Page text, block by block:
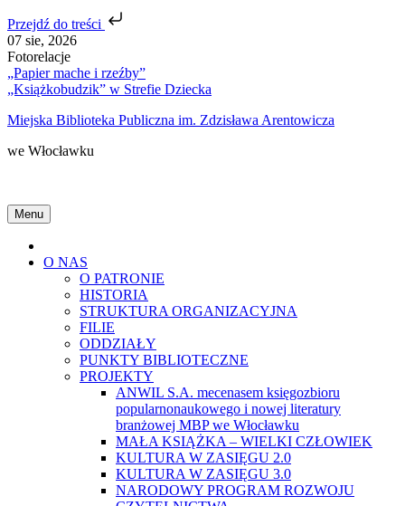
Przejdź do treści
Skip
to
content
07 sie, 2026
Fotorelacje
„Papier mache i rzeźby”
„Książkobudzik” w Strefie Dziecka
Miejska Biblioteka Publiczna im. Zdzisława Arentowicza
we Włocławku
Menu
O NAS
O PATRONIE
HISTORIA
STRUKTURA ORGANIZACYJNA
FILIE
ODDZIAŁY
PUNKTY BIBLIOTECZNE
PROJEKTY
ANWIL S.A. mecenasem księgozbioru
popularnonaukowego i nowej literatury
branżowej MBP we Włocławku
MAŁA KSIĄŻKA – WIELKI CZŁOWIEK
KULTURA W ZASIĘGU 2.0
KULTURA W ZASIĘGU 3.0
NARODOWY PROGRAM ROZWOJU